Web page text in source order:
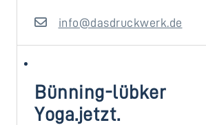
info@dasdruckwerk.de
Bünning-lübker
Yoga.jetzt.